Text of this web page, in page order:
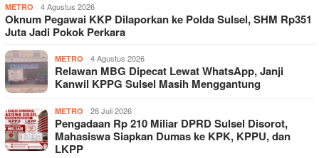
METRO 4 Agustus 2026
Oknum Pegawai KKP Dilaporkan ke Polda Sulsel, SHM Rp351
Juta Jadi Pokok Perkara
METRO 4 Agustus 2026
Relawan MBG Dipecat Lewat WhatsApp, Janji
Kanwil KPPG Sulsel Masih Menggantung
METRO 28 Juli 2026
Pengadaan Rp 210 Miliar DPRD Sulsel Disorot,
Mahasiswa Siapkan Dumas ke KPK, KPPU, dan
LKPP